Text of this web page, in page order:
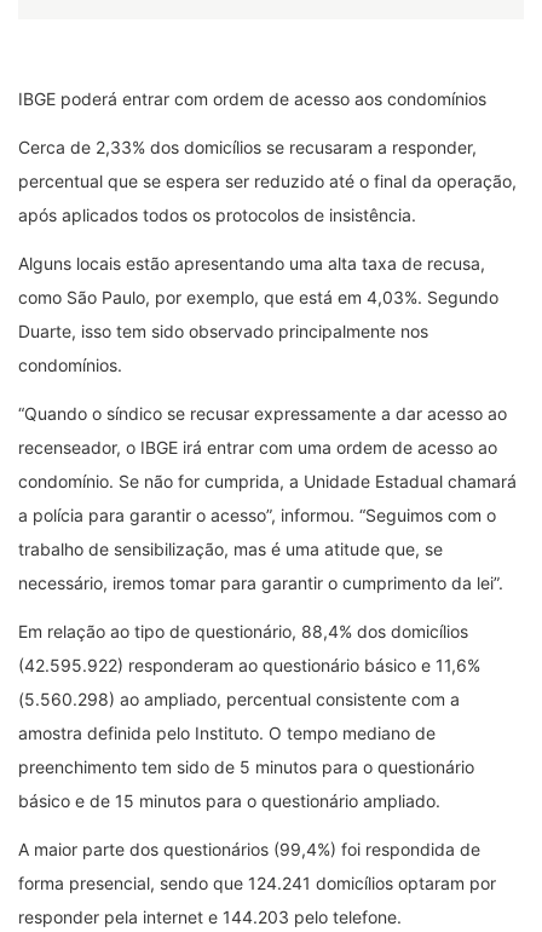
IBGE poderá entrar com ordem de acesso aos condomínios
Cerca de 2,33% dos domicílios se recusaram a responder,
percentual que se espera ser reduzido até o final da operação,
após aplicados todos os protocolos de insistência.
Alguns locais estão apresentando uma alta taxa de recusa,
como São Paulo, por exemplo, que está em 4,03%. Segundo
Duarte, isso tem sido observado principalmente nos
condomínios.
“Quando o síndico se recusar expressamente a dar acesso ao
recenseador, o IBGE irá entrar com uma ordem de acesso ao
condomínio. Se não for cumprida, a Unidade Estadual chamará
a polícia para garantir o acesso”, informou. “Seguimos com o
trabalho de sensibilização, mas é uma atitude que, se
necessário, iremos tomar para garantir o cumprimento da lei”.
Em relação ao tipo de questionário, 88,4% dos domicílios
(42.595.922) responderam ao questionário básico e 11,6%
(5.560.298) ao ampliado, percentual consistente com a
amostra definida pelo Instituto. O tempo mediano de
preenchimento tem sido de 5 minutos para o questionário
básico e de 15 minutos para o questionário ampliado.
A maior parte dos questionários (99,4%) foi respondida de
forma presencial, sendo que 124.241 domicílios optaram por
responder pela internet e 144.203 pelo telefone.